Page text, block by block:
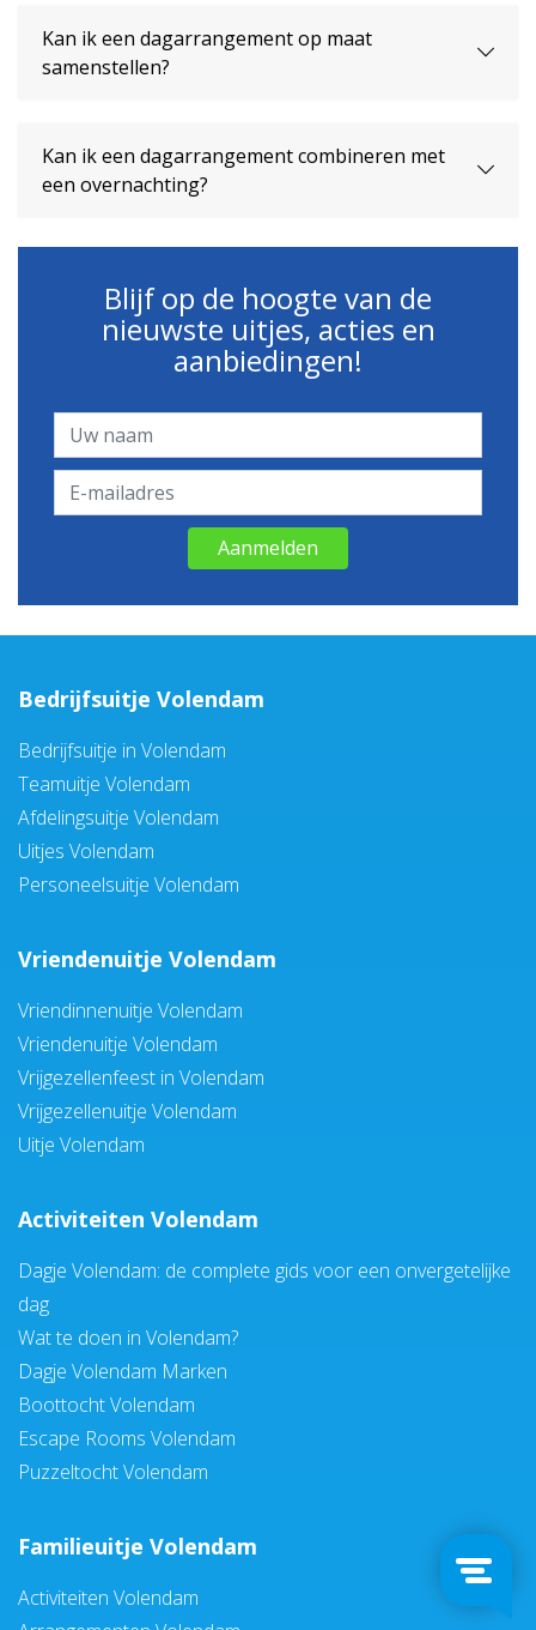
Kan ik een dagarrangement op maat
samenstellen?
Kan ik een dagarrangement combineren met
een overnachting?
Blijf op de hoogte van de
nieuwste uitjes, acties en
aanbiedingen!
Aanmelden
Bedrijfsuitje Volendam
Bedrijfsuitje in Volendam
Teamuitje Volendam
Afdelingsuitje Volendam
Uitjes Volendam
Personeelsuitje Volendam
Vriendenuitje Volendam
Vriendinnenuitje Volendam
Vriendenuitje Volendam
Vrijgezellenfeest in Volendam
Vrijgezellenuitje Volendam
Uitje Volendam
Activiteiten Volendam
Dagje Volendam: de complete gids voor een onvergetelijke
dag
Wat te doen in Volendam?
Dagje Volendam Marken
Boottocht Volendam
Escape Rooms Volendam
Puzzeltocht Volendam
Familieuitje Volendam
Activiteiten Volendam